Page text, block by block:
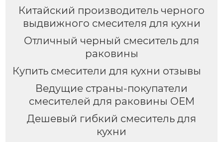
Китайский производитель черного
выдвижного смесителя для кухни
Отличный черный смеситель для
раковины
Купить смесители для кухни отзывы
Ведущие страны-покупатели
смесителей для раковины OEM
Дешевый гибкий смеситель для
кухни